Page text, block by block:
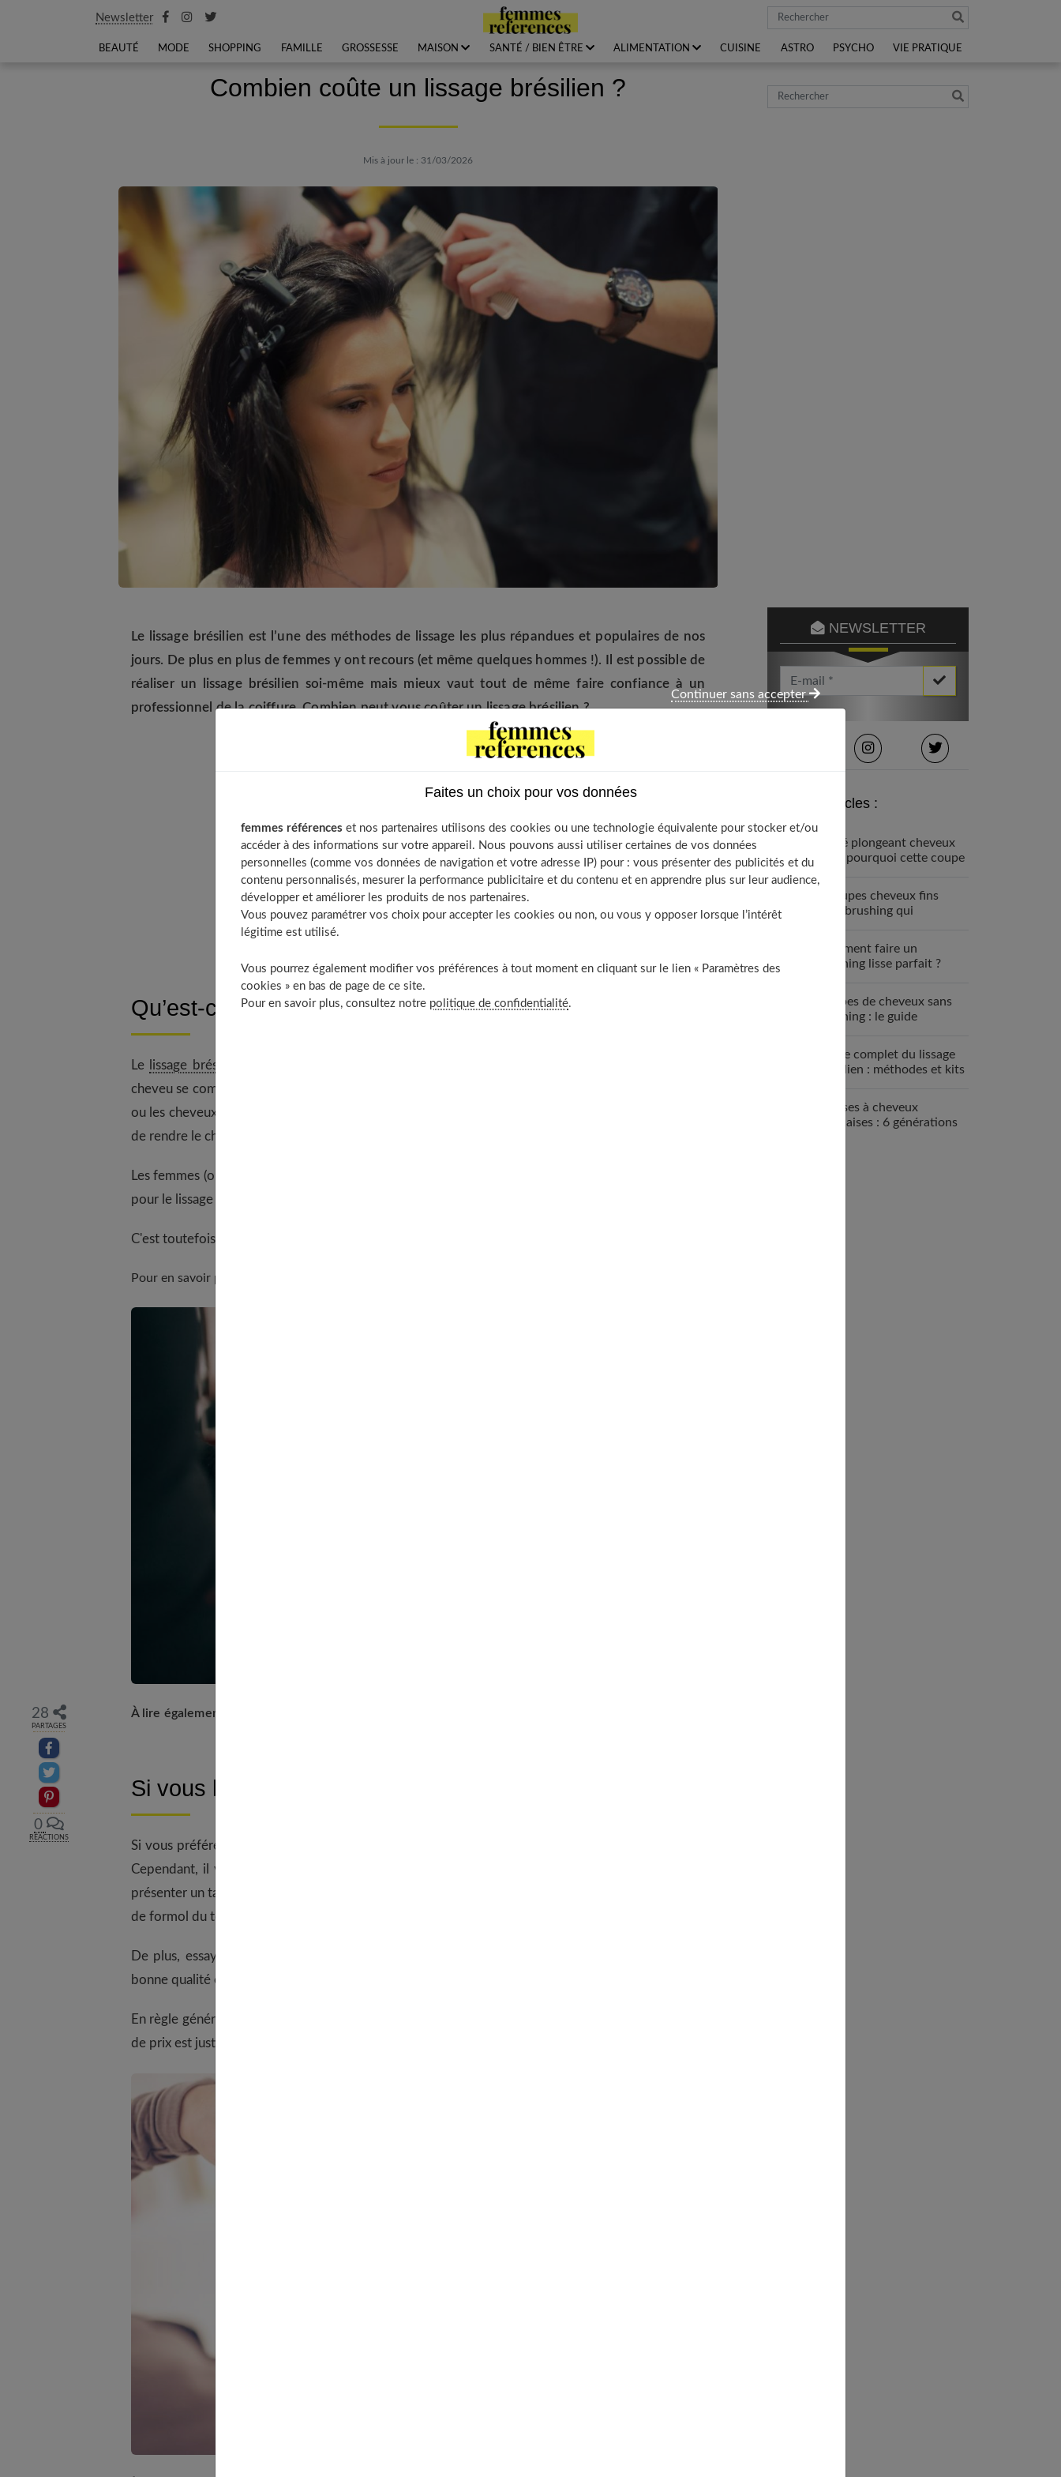
Newsletter Rechercher
BEAUTÉ MODE SHOPPING FAMILLE GROSSESSE MAISON SANTÉ / BIEN ÊTRE ALIMENTATION CUISINE ASTRO PSYCHO VIE PRATIQUE
Combien coûte un lissage brésilien ?
Mis à jour le : 31/03/2026
Le lissage brésilien est l’une des méthodes de lissage les plus répandues et populaires de nos
jours. De plus en plus de femmes y ont recours (et même quelques hommes !). Il est possible de
réaliser un lissage brésilien soi-même mais mieux vaut tout de même faire confiance à un
professionnel de la coiffure. Combien peut vous coûter un lissage brésilien ?
28
PARTAGES
Partager sur facebook
Partager sur Twitter
Epingler sur Pinterest
0
RÉACTIONS
Table of Contents
Qu’est-ce que le lissage brésilien ?
Si vous le faites vous-même
Quid des coiffeuses à domicile ?
À découvrir aussi
Qu’est-ce que le lissage brésilien ?
Le lissage brésilien
cheveu se compose en majorité de kératine. Le but du lissage brésilien est de dompter les frisottis
ou les cheveux rebelles pour les rendre souples et plus faciles à coiffer. Le lissage brésilien permet
de rendre le cheveu plus brillant et lui redonne de la santé.
Les femmes (ou les hommes, ne l'oublions pas !) ayant les cheveux frisés ou bouclés peuvent opter
pour le lissage brésilien, même si leur crinière est fragilisée par les produits ou un peu terne.
C'est toutefois une technique qui a un certain coût.
Pour en savoir plus, lisez aussi
À lire également
Si vous le faites vous-même
Si vous préférez faire le lissage brésilien vous-même, sachez que vous en avez tout à fait le droit.
Cependant, il vous faut être prudent sur le kit de tissage que vous allez acheter. En effet, il doit
présenter un taux de formol inférieur à 0,2%. Pourquoi ne pas opter pour un kit qui ne contient pas
de formol du tout, ni de formaldéhyde, d'ailleurs ?
De plus, essayez d'éviter les kits reconditionnés par rapport aux vrais kits car ils sont de moins
bonne qualité et ne donneraient pas les mêmes résultats.
En règle générale, comptez entre 15 et 120 euros pour un kit de lissage brésilien. Cette différence
de prix est justifiée par la composition des produits utilisés.
Rechercher
NEWSLETTER
Votre Email *
Derniers articles :
Carré plongeant cheveux
fins : pourquoi cette coupe
7 coupes cheveux fins
sans brushing qui
Comment faire un
brushing lisse parfait ?
Coupes de cheveux sans
brushing : le guide
Guide complet du lissage
brésilien : méthodes et kits
Brosses à cheveux
françaises : 6 générations
Faites un choix pour vos données
femmes références et nos partenaires utilisons des cookies ou une technologie équivalente pour stocker et/ou
accéder à des informations sur votre appareil. Nous pouvons aussi utiliser certaines de vos données
personnelles (comme vos données de navigation et votre adresse IP) pour : vous présenter des publicités et du
contenu personnalisés, mesurer la performance publicitaire et du contenu et en apprendre plus sur leur audience,
développer et améliorer les produits de nos partenaires.
Vous pouvez paramétrer vos choix pour accepter les cookies ou non, ou vous y opposer lorsque l’intérêt
légitime est utilisé.
Vous pourrez également modifier vos préférences à tout moment en cliquant sur le lien « Paramètres des
cookies » en bas de page de ce site.
Pour en savoir plus, consultez notre politique de confidentialité.
Continuer sans accepter